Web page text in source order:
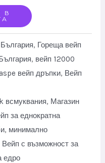
В
, Гореща вейп
, вейп 12000
вейп дръпки, Вейп
всмуквания, Магазин
за еднократна
, минимално
Вейп с възможност за
едро